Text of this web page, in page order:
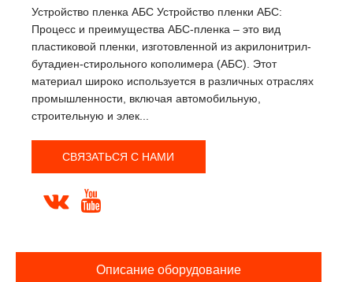
Устройство пленка АБС Устройство пленки АБС:
Процесс и преимущества АБС-пленка – это вид
пластиковой пленки, изготовленной из акрилонитрил-
бутадиен-стирольного кополимера (АБС). Этот
материал широко используется в различных отраслях
промышленности, включая автомобильную,
строительную и элек...
СВЯЗАТЬСЯ С НАМИ
 
Описание оборудование